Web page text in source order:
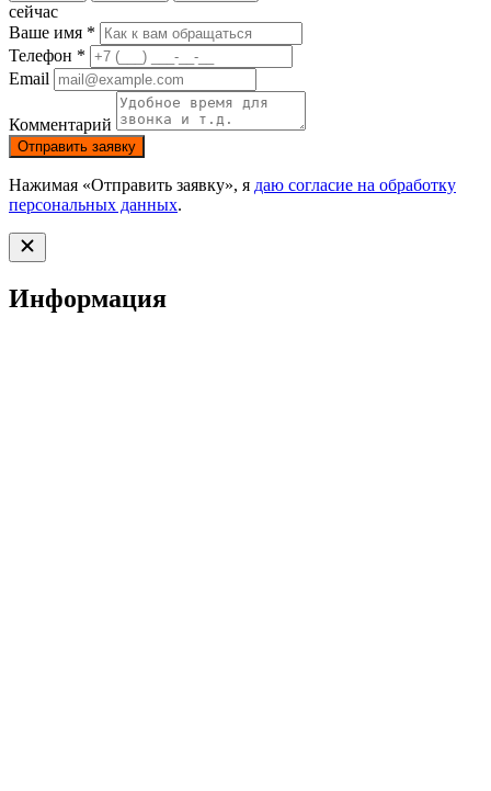
сейчас
Ваше имя *
Телефон *
Email
Комментарий
Отправить заявку
Нажимая «Отправить заявку», я даю согласие на обработку
персональных данных.
Информация